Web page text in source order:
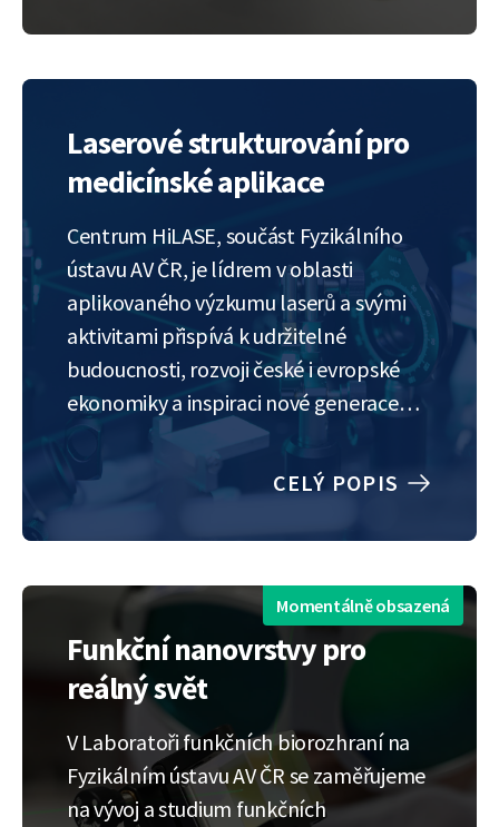
chytrá, přenosná a citlivá řešení pro
Laserové strukturování pro
medicínské aplikace
Centrum HiLASE, součást Fyzikálního
ústavu AV ČR, je lídrem v oblasti
aplikovaného výzkumu laserů a svými
aktivitami přispívá k udržitelné
budoucnosti, rozvoji české i evropské
ekonomiky a inspiraci nové generace
vědců, inženýrů a inovátorů. Tato stáž
nabízí studujícím příležitost zapojit se
do výzkumu špičkových laserových
technologií zaměřených na tvorbu
Pomocí nejmodernějších…
CELÝ POPIS
Momentálně obsazená
Funkční nanovrstvy pro
reálný svět
V Laboratoři funkčních biorozhraní na
Fyzikálním ústavu AV ČR se zaměřujeme
na vývoj a studium funkčních